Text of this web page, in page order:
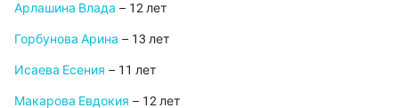
Арлашина Влада – 12 лет
Горбунова Арина – 13 лет
Исаева Есения – 11 лет
Макарова Евдокия – 12 лет